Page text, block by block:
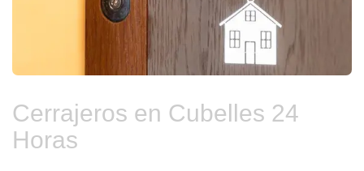
Cerrajeros en Cubelles 24
Horas